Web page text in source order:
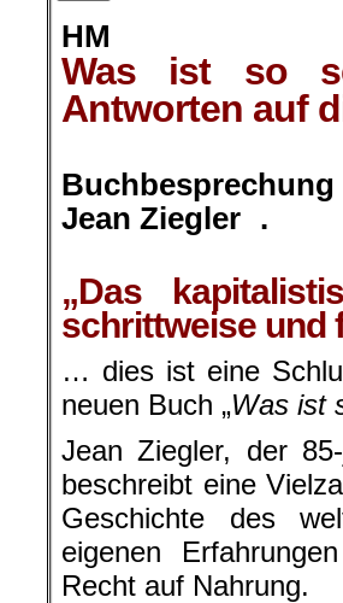
HM
Was ist so
Antworten auf
Jean Ziegler .
„Das
schrittweise und
… dies ist eine
neuen Buch „Was ist
Jean Ziegler, der
beschreibt eine
Geschichte des
eigenen
Recht auf Nahrung.